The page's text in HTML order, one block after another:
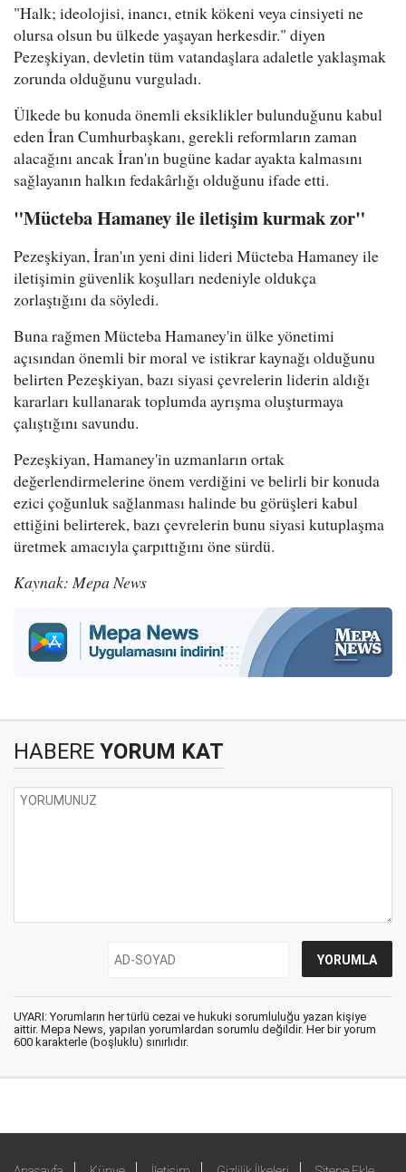
"Halk; ideolojisi, inancı, etnik kökeni veya cinsiyeti ne
olursa olsun bu ülkede yaşayan herkesdir." diyen
Pezeşkiyan, devletin tüm vatandaşlara adaletle yaklaşmak
zorunda olduğunu vurguladı.
Ülkede bu konuda önemli eksiklikler bulunduğunu kabul
eden İran Cumhurbaşkanı, gerekli reformların zaman
alacağını ancak İran'ın bugüne kadar ayakta kalmasını
sağlayanın halkın fedakârlığı olduğunu ifade etti.
"Mücteba Hamaney ile iletişim kurmak zor"
Pezeşkiyan, İran'ın yeni dini lideri Mücteba Hamaney ile
iletişimin güvenlik koşulları nedeniyle oldukça
zorlaştığını da söyledi.
Buna rağmen Mücteba Hamaney'in ülke yönetimi
açısından önemli bir moral ve istikrar kaynağı olduğunu
belirten Pezeşkiyan, bazı siyasi çevrelerin liderin aldığı
kararları kullanarak toplumda ayrışma oluşturmaya
çalıştığını savundu.
Pezeşkiyan, Hamaney'in uzmanların ortak
değerlendirmelerine önem verdiğini ve belirli bir konuda
ezici çoğunluk sağlanması halinde bu görüşleri kabul
ettiğini belirterek, bazı çevrelerin bunu siyasi kutuplaşma
üretmek amacıyla çarpıttığını öne sürdü.
Kaynak: Mepa News
HABERE YORUM KAT
UYARI: Yorumların her türlü cezai ve hukuki sorumluluğu yazan kişiye
aittir. Mepa News, yapılan yorumlardan sorumlu değildir. Her bir yorum
600 karakterle (boşluklu) sınırlıdır.